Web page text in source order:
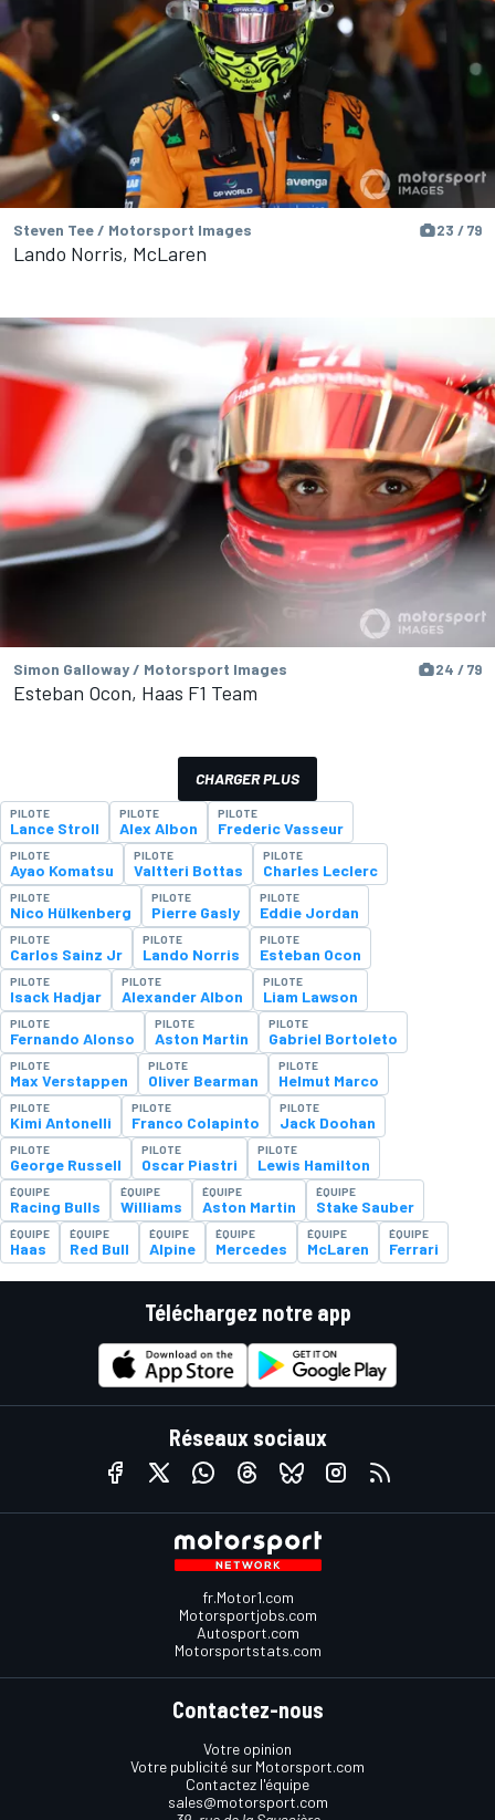
Steven Tee / Motorsport Images 23 / 79
Lando Norris, McLaren
Simon Galloway / Motorsport Images 24 / 79
Esteban Ocon, Haas F1 Team
CHARGER PLUS
PILOTE
Lance Stroll
PILOTE
Alex Albon
PILOTE
Frederic Vasseur
PILOTE
Ayao Komatsu
PILOTE
Valtteri Bottas
PILOTE
Charles Leclerc
PILOTE
Nico Hülkenberg
PILOTE
Pierre Gasly
PILOTE
Eddie Jordan
PILOTE
Carlos Sainz Jr
PILOTE
Lando Norris
PILOTE
Esteban Ocon
PILOTE
Isack Hadjar
PILOTE
Alexander Albon
PILOTE
Liam Lawson
PILOTE
Fernando Alonso
PILOTE
Aston Martin
PILOTE
Gabriel Bortoleto
PILOTE
Max Verstappen
PILOTE
Oliver Bearman
PILOTE
Helmut Marco
PILOTE
Kimi Antonelli
PILOTE
Franco Colapinto
PILOTE
Jack Doohan
PILOTE
George Russell
PILOTE
Oscar Piastri
PILOTE
Lewis Hamilton
ÉQUIPE
Racing Bulls
ÉQUIPE
Williams
ÉQUIPE
Aston Martin
ÉQUIPE
Stake Sauber
ÉQUIPE
Haas
ÉQUIPE
Red Bull
ÉQUIPE
Alpine
ÉQUIPE
Mercedes
ÉQUIPE
McLaren
ÉQUIPE
Ferrari
Téléchargez notre app
Réseaux sociaux
fr.Motor1.com
Motorsportjobs.com
Autosport.com
Motorsportstats.com
Contactez-nous
Votre opinion
Votre publicité sur Motorsport.com
Contactez l'équipe
sales@motorsport.com